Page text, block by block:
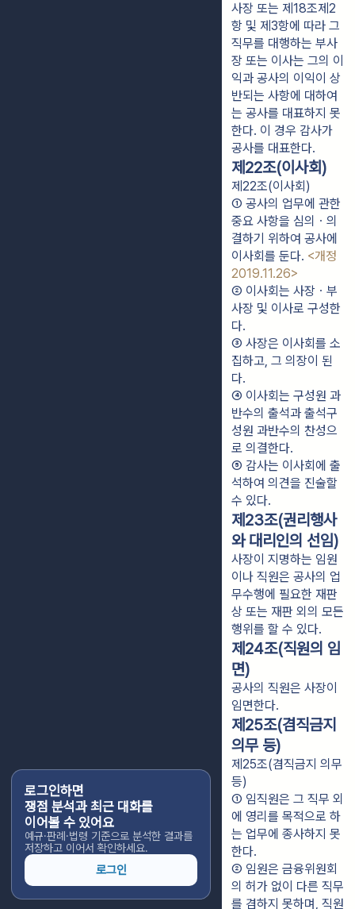
로그인하면
쟁점 분석과 최근 대화를
이어볼 수 있어요
예규·판례·법령 기준으로 분석한 결과를
저장하고 이어서 확인하세요.
로그인
사장 또는 제18조제2
항 및 제3항에 따라 그
직무를 대행하는 부사
장 또는 이사는 그의 이
익과 공사의 이익이 상
반되는 사항에 대하여
는 공사를 대표하지 못
한다. 이 경우 감사가
공사를 대표한다.
제22조(이사회)
제22조(이사회)
① 공사의 업무에 관한
중요 사항을 심의ㆍ의
결하기 위하여 공사에
이사회를 둔다. <개정
2019.11.26>
② 이사회는 사장ㆍ부
사장 및 이사로 구성한
다.
③ 사장은 이사회를 소
집하고, 그 의장이 된
다.
④ 이사회는 구성원 과
반수의 출석과 출석구
성원 과반수의 찬성으
로 의결한다.
⑤ 감사는 이사회에 출
석하여 의견을 진술할
수 있다.
제23조(권리행사
와 대리인의 선임)
사장이 지명하는 임원
이나 직원은 공사의 업
무수행에 필요한 재판
상 또는 재판 외의 모든
행위를 할 수 있다.
제24조(직원의 임
면)
공사의 직원은 사장이
임면한다.
제25조(겸직금지
의무 등)
제25조(겸직금지 의무
등)
① 임직원은 그 직무 외
에 영리를 목적으로 하
는 업무에 종사하지 못
한다.
② 임원은 금융위원회
의 허가 없이 다른 직무
를 겸하지 못하며, 직원